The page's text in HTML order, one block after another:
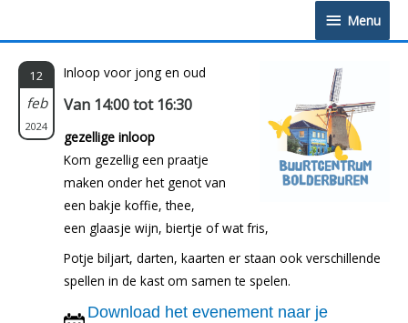
Menu
Menu
12
feb
2024
Inloop voor jong en oud
Van 14:00 tot 16:30
gezellige inloop
Kom gezellig een praatje
maken onder het genot van
een bakje koffie, thee,
een glaasje wijn, biertje of wat fris,
Potje biljart, darten, kaarten er staan ook verschillende
spellen in de kast om samen te spelen.
Download het evenement naar je